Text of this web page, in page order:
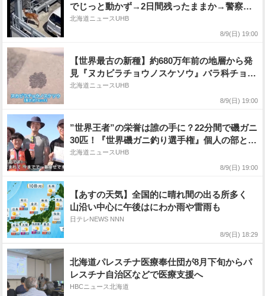
でじっと動かず→2日間残ったままか→警察が
見守る事態に―札幌市は「駐車場の外に出て行
北海道ニュースUHB
8/9(日) 19:00
【世界最古の新種】約680万年前の地層から発
見『ヌカビラチョウノスケソウ』バラ科チョウ
ノスケ属として世界最古と判明「大昔の気候や
環境のことも分かる」北海道博物館で公開中
北海道ニュースUHB
8/9(日) 19:00
”世界王者”の栄誉は誰の手に？22分間で磯ガニ
30匹！『世界磯ガニ釣り選手権』個人の部と団
体の部で計133人参加→団体優勝した札幌市の
家族は…「生まれて今までで一番幸せです！」
北海道ニュースUHB
8/9(日) 19:00
【あすの天気】全国的に晴れ間の出る所多く
山沿い中心に午後はにわか雨や雷雨も
日テレNEWS NNN
8/9(日) 18:29
北海道パレスチナ医療奉仕団が8月下旬からパ
レスチナ自治区などで医療支援へ
HBCニュース北海道